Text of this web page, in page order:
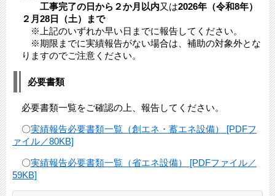
工事完了の日から２か月以内又は2026年（令和8年）
２月28日（土）まで
※上記のいずれか早い日までに報告してください。
※期限までに実績報告がない場合は、補助の対象外とな
りますのでご注意ください。
必要書類
必要書類一覧をご確認の上、報告してください。
〇実績報告必要書類一覧（創エネ・蓄エネ設備） [PDFフ
ァイル／80KB]
〇実績報告必要書類一覧（省エネ設備） [PDFファイル／
59KB]